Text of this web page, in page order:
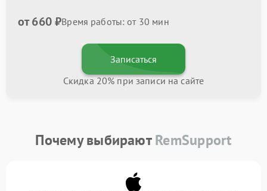
от 660 ₽Время работы: от 30 мин
Записаться
Скидка 20% при записи на сайте
Почему выбираютRemSupport